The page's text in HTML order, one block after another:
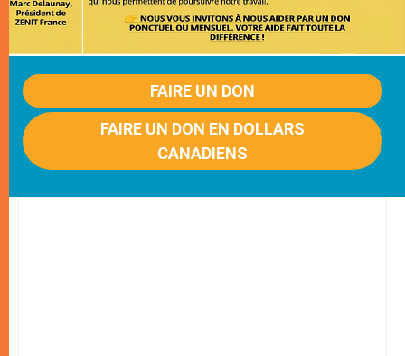
FAIRE UN DON
FAIRE UN DON EN DOLLARS
CANADIENS